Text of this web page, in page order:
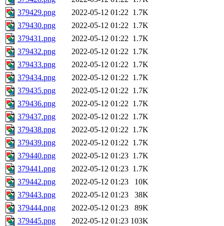
379429.png
2022-05-12 01:22 1.7K
379430.png
2022-05-12 01:22 1.7K
379431.png
2022-05-12 01:22 1.7K
379432.png
2022-05-12 01:22 1.7K
379433.png
2022-05-12 01:22 1.7K
379434.png
2022-05-12 01:22 1.7K
379435.png
2022-05-12 01:22 1.7K
379436.png
2022-05-12 01:22 1.7K
379437.png
2022-05-12 01:22 1.7K
379438.png
2022-05-12 01:22 1.7K
379439.png
2022-05-12 01:22 1.7K
379440.png
2022-05-12 01:23 1.7K
379441.png
2022-05-12 01:23 1.7K
379442.png
2022-05-12 01:23
10K
379443.png
2022-05-12 01:23
38K
379444.png
2022-05-12 01:23
89K
379445.png
2022-05-12 01:23 103K